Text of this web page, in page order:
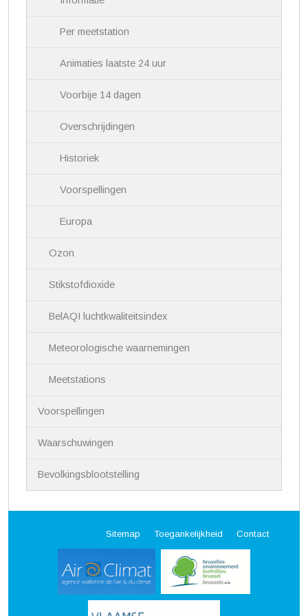
Per meetstation
Animaties laatste 24 uur
Voorbije 14 dagen
Overschrijdingen
Historiek
Voorspellingen
Europa
Ozon
Stikstofdioxide
BelAQI luchtkwaliteitsindex
Meteorologische waarnemingen
Meetstations
Voorspellingen
Waarschuwingen
Bevolkingsblootstelling
Sitemap Toegankelijkheid Contact